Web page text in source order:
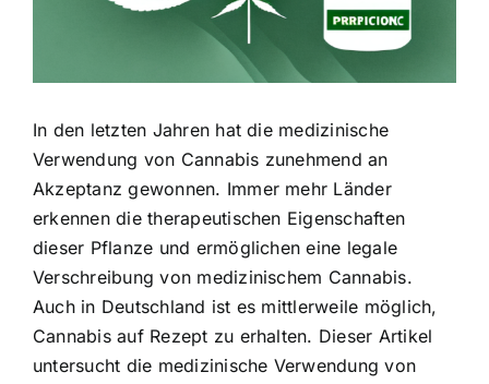
In den letzten Jahren hat die medizinische
Verwendung von Cannabis zunehmend an
Akzeptanz gewonnen. Immer mehr Länder
erkennen die therapeutischen Eigenschaften
dieser Pflanze und ermöglichen eine legale
Verschreibung von medizinischem Cannabis.
Auch in Deutschland ist es mittlerweile möglich,
Cannabis auf Rezept zu erhalten. Dieser Artikel
untersucht die medizinische Verwendung von